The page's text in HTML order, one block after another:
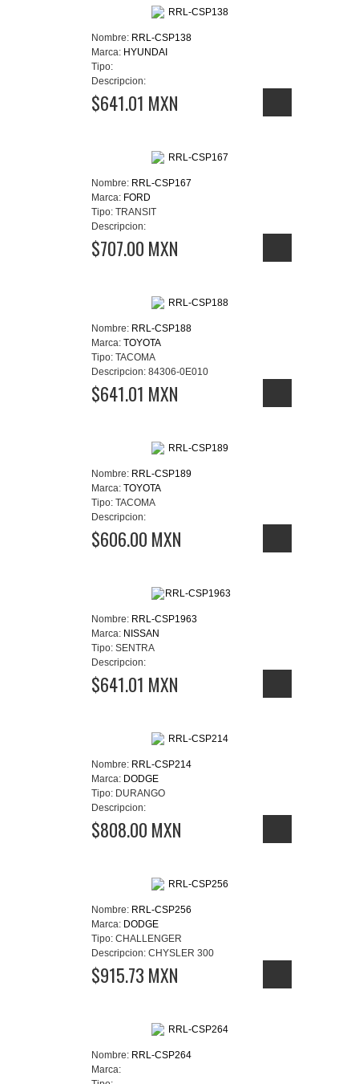
Nombre: RRL-CSP138
Marca: HYUNDAI
Tipo:
Descripcion:
$641.01 MXN
Nombre: RRL-CSP167
Marca: FORD
Tipo: TRANSIT
Descripcion:
$707.00 MXN
Nombre: RRL-CSP188
Marca: TOYOTA
Tipo: TACOMA
Descripcion: 84306-0E010
$641.01 MXN
Nombre: RRL-CSP189
Marca: TOYOTA
Tipo: TACOMA
Descripcion:
$606.00 MXN
Nombre: RRL-CSP1963
Marca: NISSAN
Tipo: SENTRA
Descripcion:
$641.01 MXN
Nombre: RRL-CSP214
Marca: DODGE
Tipo: DURANGO
Descripcion:
$808.00 MXN
Nombre: RRL-CSP256
Marca: DODGE
Tipo: CHALLENGER
Descripcion: CHYSLER 300
$915.73 MXN
Nombre: RRL-CSP264
Marca: